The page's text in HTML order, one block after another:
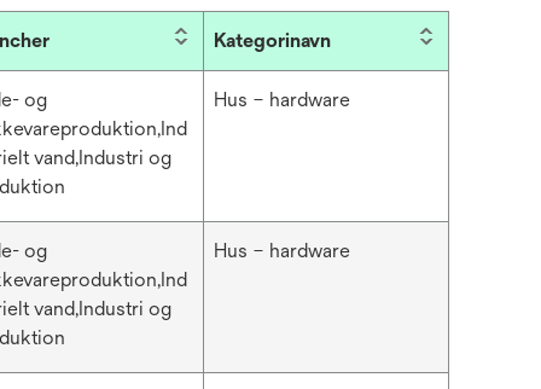
Kategorinavn
og
vand,Industri og
Hus – hardware
og
vand,Industri og
Hus – hardware